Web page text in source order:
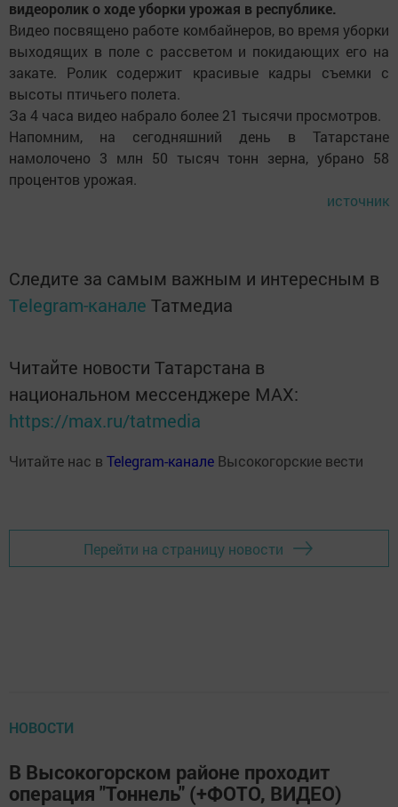
видеоролик о ходе уборки урожая в республике.
Видео посвящено работе комбайнеров, во время уборки
выходящих в поле с рассветом и покидающих его на
закате. Ролик содержит красивые кадры съемки с
высоты птичьего полета.
За 4 часа видео набрало более 21 тысячи просмотров.
Напомним, на сегодняшний день в Татарстане
намолочено 3 млн 50 тысяч тонн зерна, убрано 58
процентов урожая.
источник
Следите за самым важным и интересным в
Telegram-канале Татмедиа
Читайте новости Татарстана в
национальном мессенджере MАХ:
https://max.ru/tatmedia
Читайте нас в Telegram-канале Высокогорские вести
Перейти на страницу новости
НОВОСТИ
В Высокогорском районе проходит
операция "Тоннель" (+ФОТО, ВИДЕО)